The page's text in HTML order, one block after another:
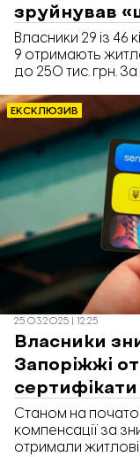
зруйнував
Власники 29 із 46
9 отримають
до 250 тис. грн.
повідомили в
міськради під час
питань
Запоріжжя».
ЕКСКЛЮЗИВ
25.03.2025 | 12:25
Власники
Запоріжжі
сертифікати
гривень
Станом на
компенсації за
отримали